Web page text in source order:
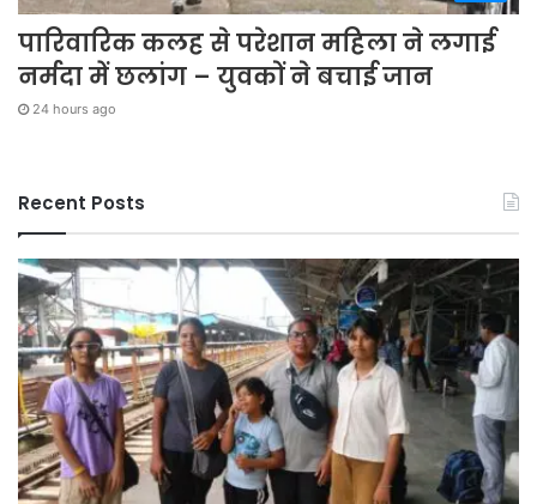
पारिवारिक कलह से परेशान महिला ने लगाई
नर्मदा में छलांग – युवकों ने बचाई जान
24 hours ago
Recent Posts